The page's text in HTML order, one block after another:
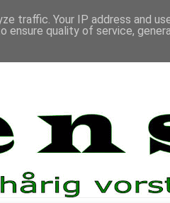
traffic. Your IP address and
ensure quality of service,